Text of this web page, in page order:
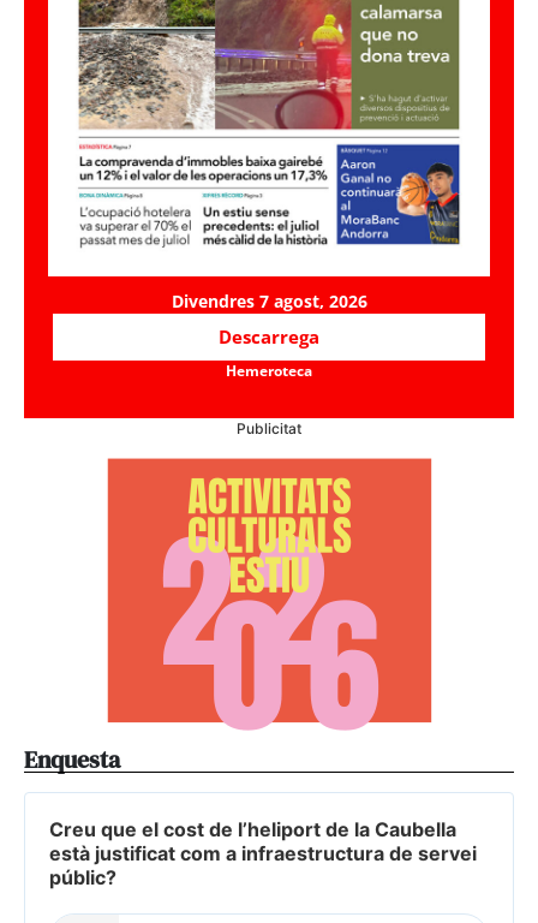
Divendres 7 agost, 2026
Descarrega
Hemeroteca
Publicitat
Enquesta
Creu que el cost de l’heliport de la Caubella
està justificat com a infraestructura de servei
públic?